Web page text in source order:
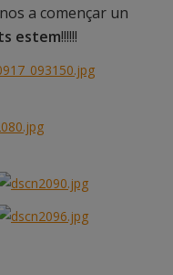
a començar un
estem!!!!!!